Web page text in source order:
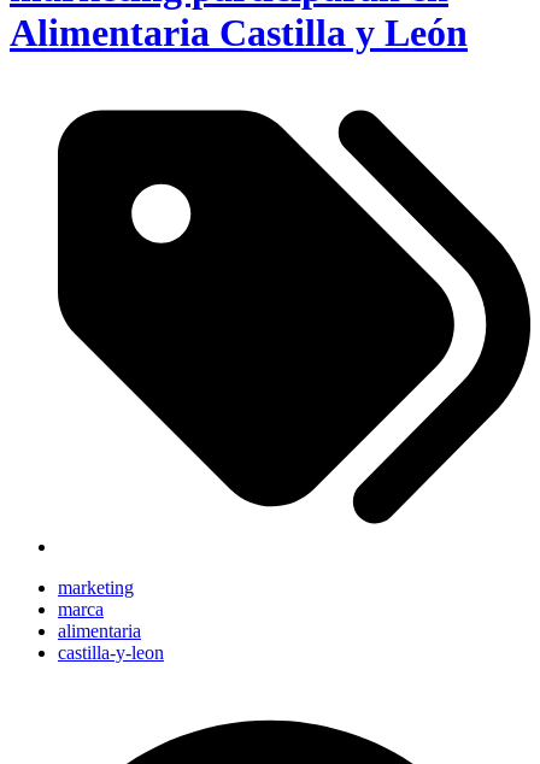
Alimentaria Castilla y León
marketing
marca
alimentaria
castilla-y-leon